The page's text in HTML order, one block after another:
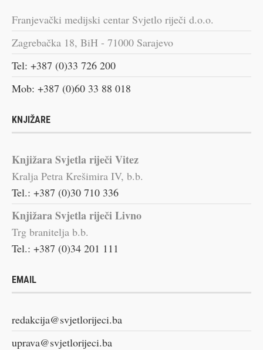
Franjevački medijski centar Svjetlo riječi d.o.o.
Zagrebačka 18, BiH - 71000 Sarajevo
Tel: +387 (0)33 726 200
Mob: +387 (0)60 33 88 018
KNJIŽARE
Knjižara Svjetla riječi Vitez
Kralja Petra Krešimira IV, b.b.
Tel.: +387 (0)30 710 336
Knjižara Svjetla riječi Livno
Trg branitelja b.b.
Tel.: +387 (0)34 201 111
EMAIL
redakcija@svjetlorijeci.ba
uprava@svjetlorijeci.ba